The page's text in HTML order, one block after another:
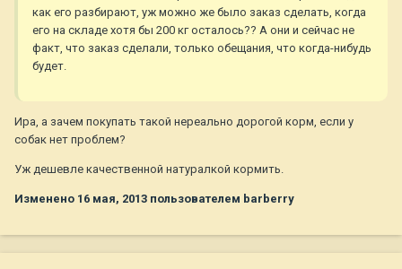
как его разбирают, уж можно же было заказ сделать, когда
его на складе хотя бы 200 кг осталось?? А они и сейчас не
факт, что заказ сделали, только обещания, что когда-нибудь
будет.
Ира, а зачем покупать такой нереально дорогой корм, если у
собак нет проблем?
Уж дешевле качественной натуралкой кормить.
Изменено 16 мая, 2013 пользователем barberry